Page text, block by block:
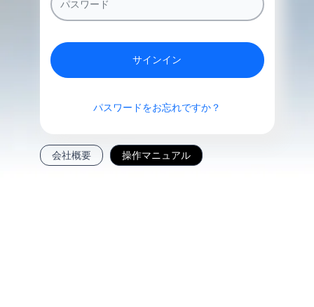
サインイン
パスワードをお忘れですか？
会社概要 操作マニュアル